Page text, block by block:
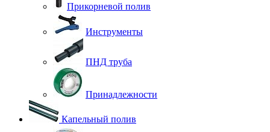
Прикорневой полив
Инструменты
ПНД труба
Принадлежности
Капельный полив